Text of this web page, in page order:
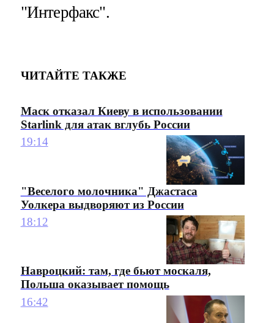
"Интерфакс".
ЧИТАЙТЕ ТАКЖЕ
Маск отказал Киеву в использовании
Starlink для атак вглубь России
19:14
"Веселого молочника" Джастаса
Уолкера выдворяют из России
18:12
Навроцкий: там, где бьют москаля,
Польша оказывает помощь
16:42